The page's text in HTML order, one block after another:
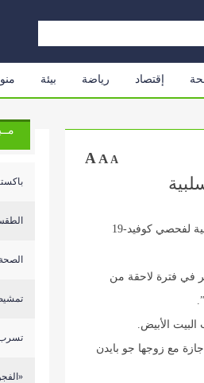
إقتصاد رياضة بيئة
A A A
تنوي السيّدة الأميركية الأولى جيل بايدن الخروج من حجرها الصحي بعدما أتت نتيجتها سلبية لفحصي كوفيد-19
في فترة لاحقة من
مع زوجها جو بايدن
الصحة: 8 جرحى في الغارات على برج
تسرب